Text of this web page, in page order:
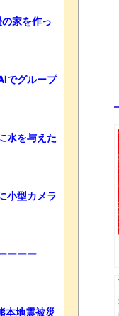
の家を作っ
でグループ
水を与えた
小型カメラ
ーーー
地震被災